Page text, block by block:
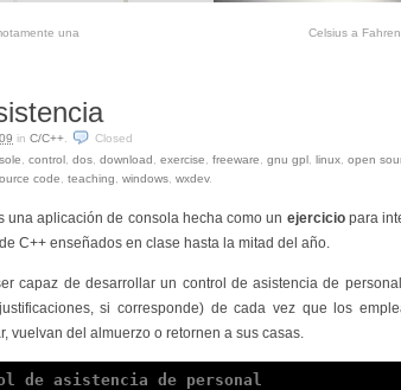
una
Celsius a
in C/C++
Closed
control dos download exercise freeware gnu gpl linux open
code teaching windows wxdev.
una aplicación de consola hecha como un ejerciciopara
C++ enseñados en clase hasta la mitad del año.
capaz de desarrollar un control de asistencia de
si corresponde) de cada vez que los
vuelvan del almuerzo o retornen a sus casas.
de asistencia de personal